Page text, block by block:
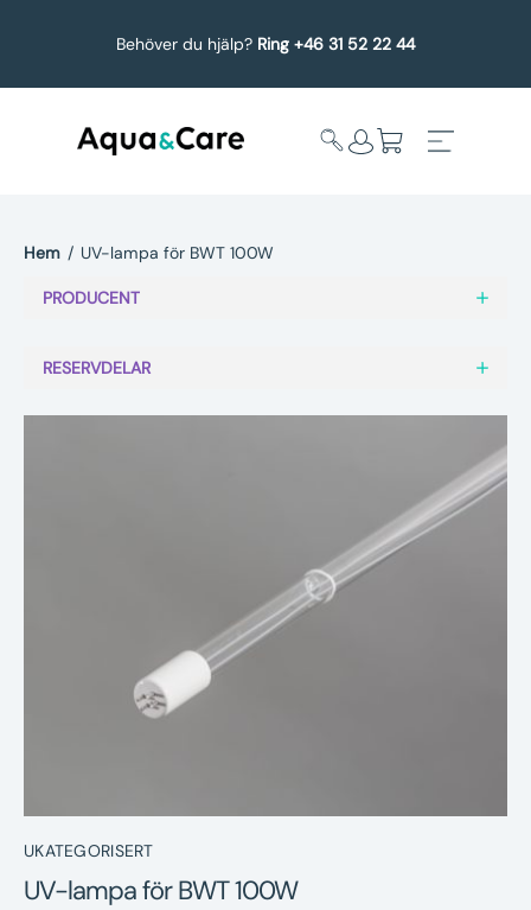
Behöver du hjälp? Ring +46 31 52 22 44
undermeny
Service
Underhållstips
Hem / UV-lampa för BWT 100W
PRODUCENT
RESERVDELAR
UKATEGORISERT
UV-lampa för BWT 100W